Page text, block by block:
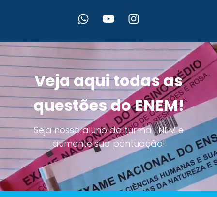
Veja aqui todas as
questões do ENEM!
Seja nosso aluno da turma ENEM e
aumente sua pontuação!